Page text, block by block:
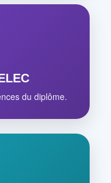
du diplôme.